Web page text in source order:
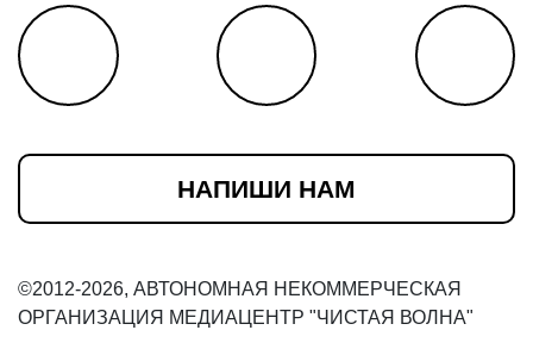
НАПИШИ НАМ
©2012-2026, АВТОНОМНАЯ НЕКОММЕРЧЕСКАЯ
ОРГАНИЗАЦИЯ МЕДИАЦЕНТР "ЧИСТАЯ ВОЛНА"